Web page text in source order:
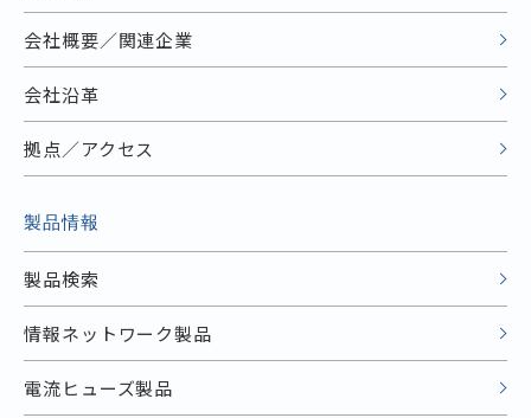
会社概要／関連企業
会社沿革
拠点／アクセス
製品情報
製品検索
情報ネットワーク製品
電流ヒューズ製品